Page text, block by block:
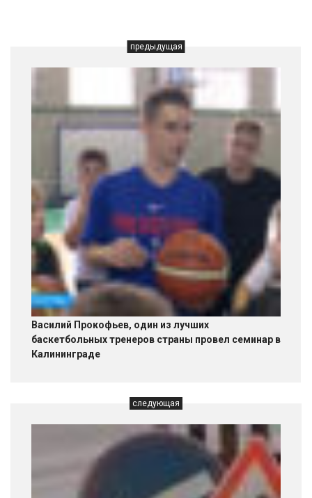
предыдущая
Василий Прокофьев, один из лучших
баскетбольных тренеров страны провел семинар в
Калининграде
следующая